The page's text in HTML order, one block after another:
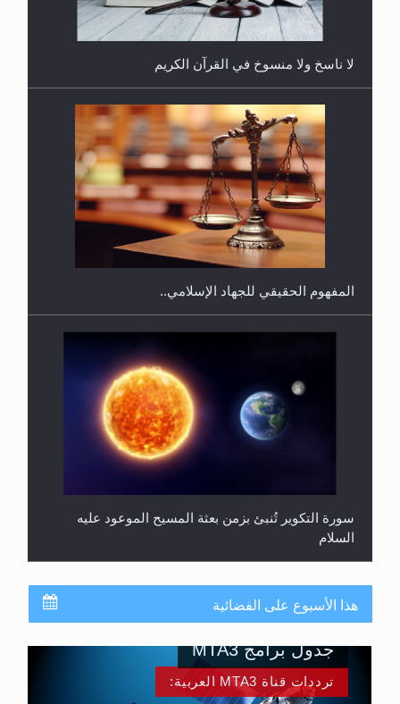
هل يجوز فتح مشروع كوافير نسائي للمحجبات وغير
المحجبات؟
لا ناسخ ولا منسوخ في القرآن الكريم
المفهوم الحقيقي للجهاد الإسلامي..
سورة التكوير تُنبئ بزمن بعثة المسيح الموعود عليه
السلام
هذا الأسبوع على الفضائية
ترددات قناة MTA3 العربية:
جدول برامج MTA3